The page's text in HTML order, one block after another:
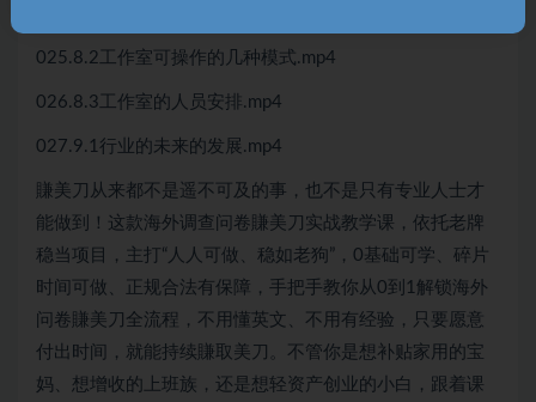
025.8.2工作室可操作的几种模式.mp4
026.8.3工作室的人员安排.mp4
027.9.1行业的未来的发展.mp4
賺美刀从来都不是遥不可及的事，也不是只有专业人士才
能做到！这款海外调查问卷賺美刀实战教学课，依托老牌
稳当项目，主打“人人可做、稳如老狗”，0基础可学、碎片
时间可做、正规合法有保障，手把手教你从0到1解锁海外
问卷賺美刀全流程，不用懂英文、不用有经验，只要愿意
付出时间，就能持续賺取美刀。不管你是想补贴家用的宝
妈、想增收的上班族，还是想轻资产创业的小白，跟着课